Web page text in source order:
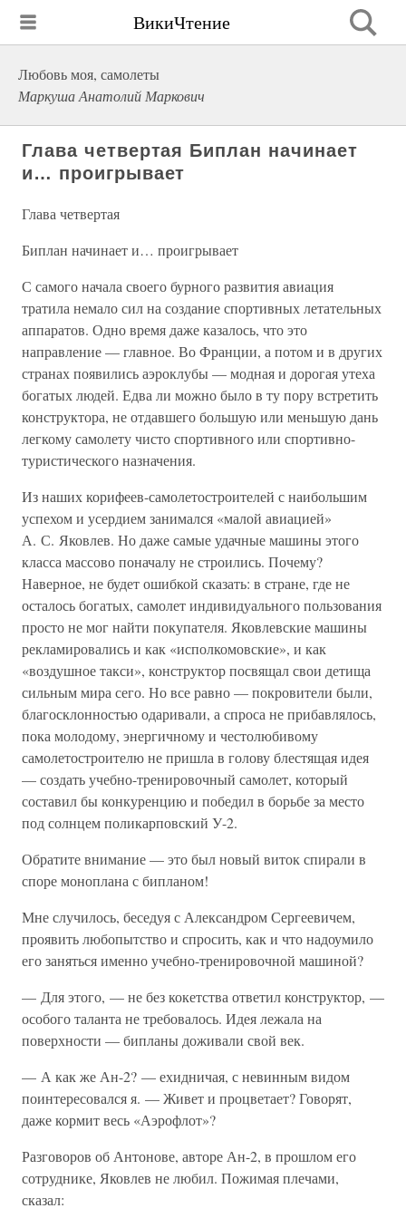
ВикиЧтение
Любовь моя, самолеты
Маркуша Анатолий Маркович
Глава четвертая Биплан начинает
и… проигрывает
Глава четвертая
Биплан начинает и… проигрывает
С самого начала своего бурного развития авиация
тратила немало сил на создание спортивных летательных
аппаратов. Одно время даже казалось, что это
направление — главное. Во Франции, а потом и в других
странах появились аэроклубы — модная и дорогая утеха
богатых людей. Едва ли можно было в ту пору встретить
конструктора, не отдавшего большую или меньшую дань
легкому самолету чисто спортивного или спортивно-
туристического назначения.
Из наших корифеев-самолетостроителей с наибольшим
успехом и усердием занимался «малой авиацией»
А. С. Яковлев. Но даже самые удачные машины этого
класса массово поначалу не строились. Почему?
Наверное, не будет ошибкой сказать: в стране, где не
осталось богатых, самолет индивидуального пользования
просто не мог найти покупателя. Яковлевские машины
рекламировались и как «исполкомовские», и как
«воздушное такси», конструктор посвящал свои детища
сильным мира сего. Но все равно — покровители были,
благосклонностью одаривали, а спроса не прибавлялось,
пока молодому, энергичному и честолюбивому
самолетостроителю не пришла в голову блестящая идея
— создать учебно-тренировочный самолет, который
составил бы конкуренцию и победил в борьбе за место
под солнцем поликарповский У-2.
Обратите внимание — это был новый виток спирали в
споре моноплана с бипланом!
Мне случилось, беседуя с Александром Сергеевичем,
проявить любопытство и спросить, как и что надоумило
его заняться именно учебно-тренировочной машиной?
— Для этого, — не без кокетства ответил конструктор, —
особого таланта не требовалось. Идея лежала на
поверхности — бипланы доживали свой век.
— А как же Ан-2? — ехидничая, с невинным видом
поинтересовался я. — Живет и процветает? Говорят,
даже кормит весь «Аэрофлот»?
Разговоров об Антонове, авторе Ан-2, в прошлом его
сотруднике, Яковлев не любил. Пожимая плечами,
сказал: